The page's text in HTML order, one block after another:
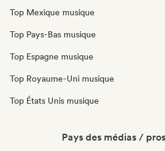
Top Mexique musique
Top Pays-Bas musique
Top Espagne musique
Top Royaume-Uni musique
Top États Unis musique
Pays des médias /